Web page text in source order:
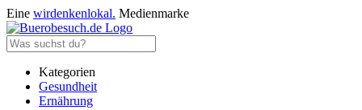
Eine wirdenkenlokal. Medienmarke
Kategorien
Gesundheit
Ernährung